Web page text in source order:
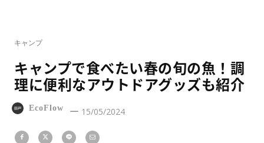
キャンプ
キャンプで食べたい春の旬の魚！調
理に便利なアウトドアグッズも紹介
EcoFlow 15/05/2024